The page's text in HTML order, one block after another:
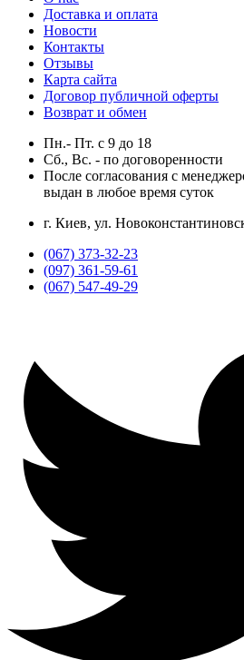
Доставка и оплата
Новости
Контакты
Отзывы
Карта сайта
Договор публичной оферты
Возврат и обмен
Пн.- Пт. с 9 до 18
Сб., Вс. - по договоренности
После согласования с
выдан в любое время суток
г. Киев, ул.
(067) 373-32-23
(097) 361-59-61
(067) 547-49-29